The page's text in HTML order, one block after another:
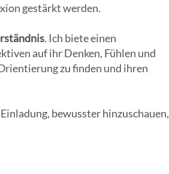
gestärkt werden.
. Ich biete einen
auf ihr Denken, Fühlen und
zu finden und ihren
bewusster hinzuschauen,